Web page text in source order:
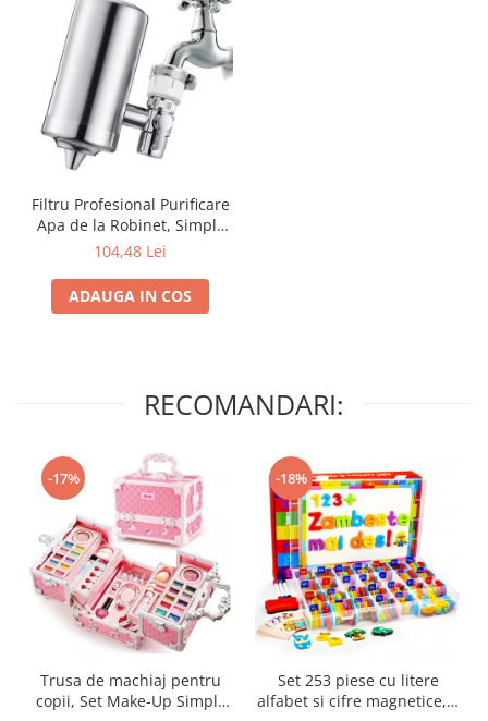
Filtru Profesional Purificare
Apa de la Robinet, Simply
Joy, pentru Bucatarie/Baie
Carbune Activ, Elimina
Impuritatile, Metalele Grele,
104,48 Lei
ADAUGA IN COS
RECOMANDARI:
-17%
Trusa de machiaj pentru
copii, Set Make-Up Simply
-18%
Set 253 piese cu litere
alfabet si cifre magnetice, 1